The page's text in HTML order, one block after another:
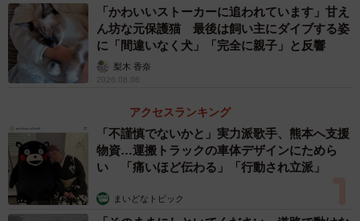
「かわいいストーカーに追われています」甘え
ん坊な元保護猫 最後は飼い主にダイブする姿
に「間違いなく犬」「完全に親子」と反響
梨木 香奈
2026.08.06
アクセスランキング
「不謹慎でないかと」実力派歌手、熊本へ支援
物資…運搬トラックの車体デザインにためら
い 「痛いほど伝わる」「行動され立派」
まいどなトピック